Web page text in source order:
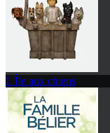
L'Île aux chiens